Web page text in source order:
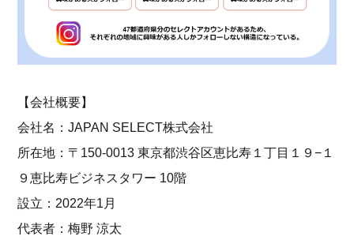
【会社概要】
会社名：JAPAN SELECT株式会社
所在地：〒150-0013 東京都渋谷区恵比寿１丁目１９−１
９恵比寿ビジネスタワー 10階
設立：2022年1⽉
代表者：梅野 涼太